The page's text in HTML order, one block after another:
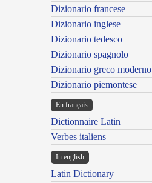
Dizionario francese
Dizionario inglese
Dizionario tedesco
Dizionario spagnolo
Dizionario greco moderno
Dizionario piemontese
En français
Dictionnaire Latin
Verbes italiens
In english
Latin Dictionary